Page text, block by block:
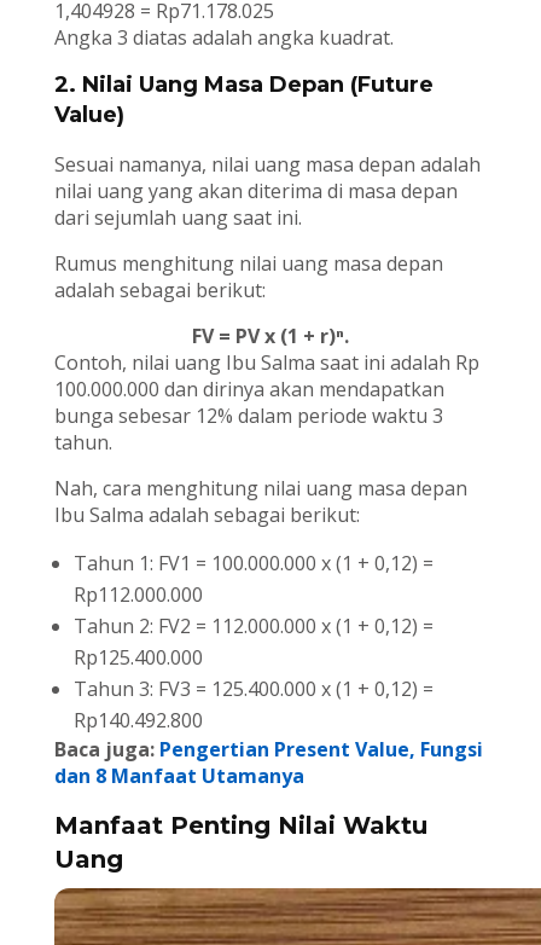
1,404928 = Rp71.178.025
Angka 3 diatas adalah angka kuadrat.
2. Nilai Uang Masa Depan (Future
Value)
Sesuai namanya, nilai uang masa depan adalah
nilai uang yang akan diterima di masa depan
dari sejumlah uang saat ini.
Rumus menghitung nilai uang masa depan
adalah sebagai berikut:
FV = PV x (1 + r)ⁿ.
Contoh, nilai uang Ibu Salma saat ini adalah Rp
100.000.000 dan dirinya akan mendapatkan
bunga sebesar 12% dalam periode waktu 3
tahun.
Nah, cara menghitung nilai uang masa depan
Ibu Salma adalah sebagai berikut:
Tahun 1: FV1 = 100.000.000 x (1 + 0,12) =
Rp112.000.000
Tahun 2: FV2 = 112.000.000 x (1 + 0,12) =
Rp125.400.000
Tahun 3: FV3 = 125.400.000 x (1 + 0,12) =
Rp140.492.800
Baca juga: Pengertian Present Value, Fungsi
dan 8 Manfaat Utamanya
Manfaat Penting Nilai Waktu
Uang